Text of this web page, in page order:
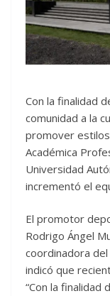
Con la finalidad
comunidad a la
promover
Académica
Universidad
incrementó el
El promotor
Rodrigo Ángel
coordinadora del
indicó que
“Con la finalidad